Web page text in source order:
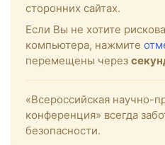
сторонних сайтах.
Если Вы не хотите
компьютера, нажмите
перемещены через
«Всероссийская научно-
конференция» всегда
безопасности.